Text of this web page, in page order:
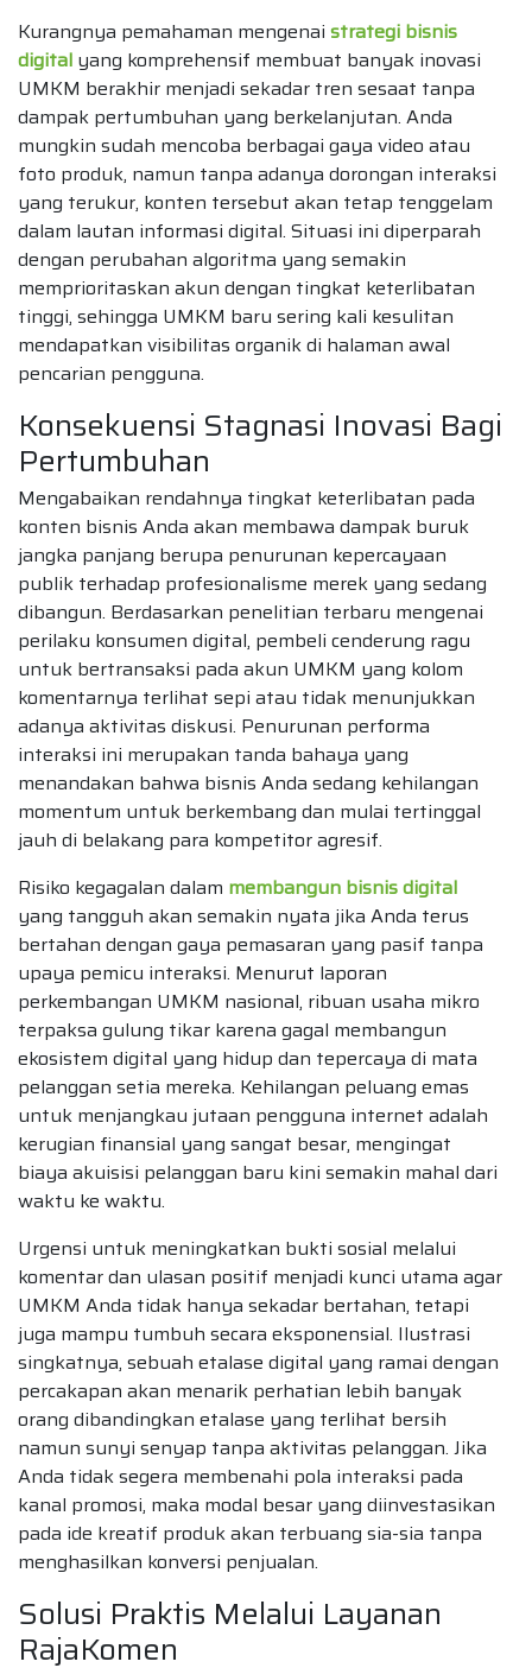
Kurangnya pemahaman mengenai strategi bisnis
digital yang komprehensif membuat banyak inovasi
UMKM berakhir menjadi sekadar tren sesaat tanpa
dampak pertumbuhan yang berkelanjutan. Anda
mungkin sudah mencoba berbagai gaya video atau
foto produk, namun tanpa adanya dorongan interaksi
yang terukur, konten tersebut akan tetap tenggelam
dalam lautan informasi digital. Situasi ini diperparah
dengan perubahan algoritma yang semakin
memprioritaskan akun dengan tingkat keterlibatan
tinggi, sehingga UMKM baru sering kali kesulitan
mendapatkan visibilitas organik di halaman awal
pencarian pengguna.
Konsekuensi Stagnasi Inovasi Bagi
Pertumbuhan
Mengabaikan rendahnya tingkat keterlibatan pada
konten bisnis Anda akan membawa dampak buruk
jangka panjang berupa penurunan kepercayaan
publik terhadap profesionalisme merek yang sedang
dibangun. Berdasarkan penelitian terbaru mengenai
perilaku konsumen digital, pembeli cenderung ragu
untuk bertransaksi pada akun UMKM yang kolom
komentarnya terlihat sepi atau tidak menunjukkan
adanya aktivitas diskusi. Penurunan performa
interaksi ini merupakan tanda bahaya yang
menandakan bahwa bisnis Anda sedang kehilangan
momentum untuk berkembang dan mulai tertinggal
jauh di belakang para kompetitor agresif.
Risiko kegagalan dalam membangun bisnis digital
yang tangguh akan semakin nyata jika Anda terus
bertahan dengan gaya pemasaran yang pasif tanpa
upaya pemicu interaksi. Menurut laporan
perkembangan UMKM nasional, ribuan usaha mikro
terpaksa gulung tikar karena gagal membangun
ekosistem digital yang hidup dan tepercaya di mata
pelanggan setia mereka. Kehilangan peluang emas
untuk menjangkau jutaan pengguna internet adalah
kerugian finansial yang sangat besar, mengingat
biaya akuisisi pelanggan baru kini semakin mahal dari
waktu ke waktu.
Urgensi untuk meningkatkan bukti sosial melalui
komentar dan ulasan positif menjadi kunci utama agar
UMKM Anda tidak hanya sekadar bertahan, tetapi
juga mampu tumbuh secara eksponensial. Ilustrasi
singkatnya, sebuah etalase digital yang ramai dengan
percakapan akan menarik perhatian lebih banyak
orang dibandingkan etalase yang terlihat bersih
namun sunyi senyap tanpa aktivitas pelanggan. Jika
Anda tidak segera membenahi pola interaksi pada
kanal promosi, maka modal besar yang diinvestasikan
pada ide kreatif produk akan terbuang sia-sia tanpa
menghasilkan konversi penjualan.
Solusi Praktis Melalui Layanan
RajaKomen